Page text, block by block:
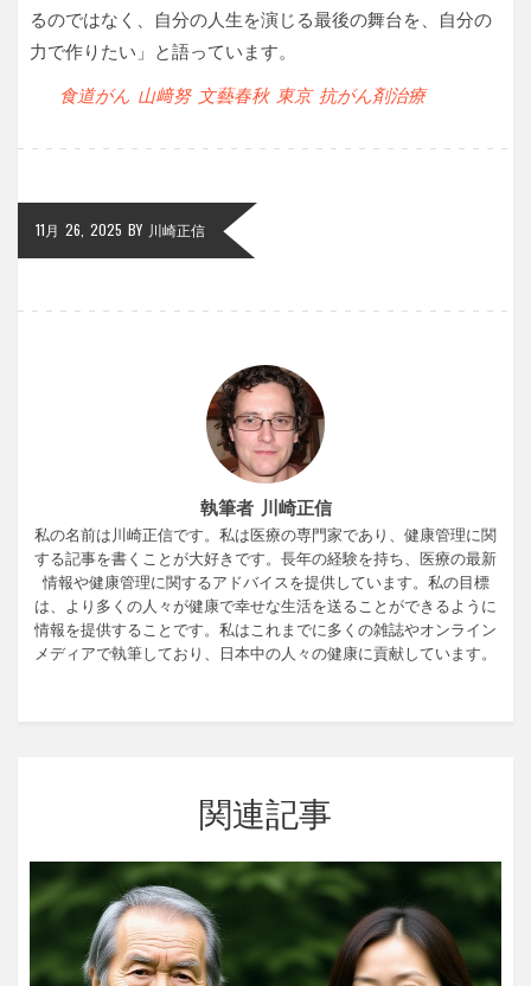
るのではなく、自分の人生を演じる最後の舞台を、自分の
力で作りたい」と語っています。
食道がん 山﨑努 文藝春秋 東京 抗がん剤治療
11月 26, 2025 BY 川崎正信
執筆者 川崎正信
私の名前は川崎正信です。私は医療の専門家であり、健康管理に関
する記事を書くことが大好きです。長年の経験を持ち、医療の最新
情報や健康管理に関するアドバイスを提供しています。私の目標
は、より多くの人々が健康で幸せな生活を送ることができるように
情報を提供することです。私はこれまでに多くの雑誌やオンライン
メディアで執筆しており、日本中の人々の健康に貢献しています。
関連記事